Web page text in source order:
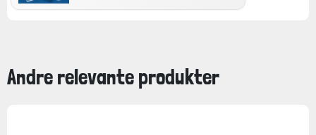
Andre relevante produkter